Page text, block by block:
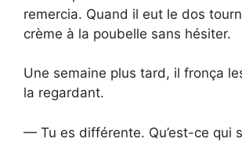
remercia. Quand il eut le dos
crème à la poubelle sans hésiter.
Une semaine plus tard, il fronça
la regardant.
— Tu es différente. Qu’est-ce qui